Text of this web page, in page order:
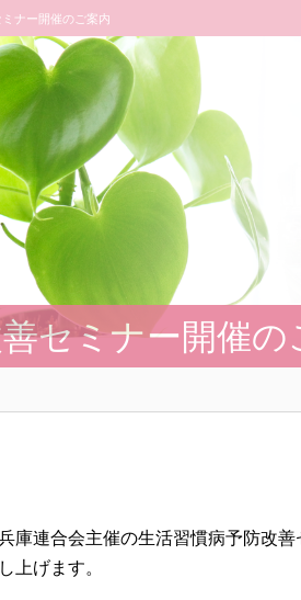
ナー開催のご案内
セミナー開催の
庫連合会主催の生活習慣病予防改
上げます。